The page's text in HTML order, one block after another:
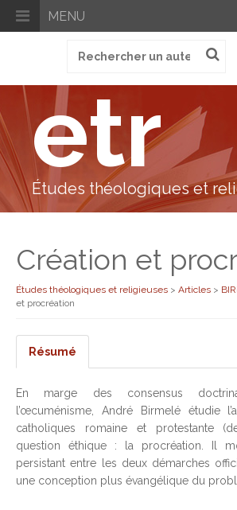
MENU
pour
etr
Études théologiques et
Création et
Études théologiques et religieuses > Articles >
et procréation
Résumé
En marge des consensus
l’œcuménisme, André Birmelé étudie
catholiques romaine et protestante
question éthique : la procréation. Il
persistant entre les deux démarches
une conception plus évangélique du